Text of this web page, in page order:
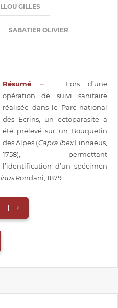
GILLES
SABATIER OLIVIER
Résumé ̶
Lors d’une
opération de suivi sanitaire
réalisée dans le Parc national
des Écrins, un ectoparasite a
été prélevé sur un Bouquetin
des Alpes (Capra ibexLinnaeus,
1758), permettant
l’identification d’un spécimen
Rondani, 1879.